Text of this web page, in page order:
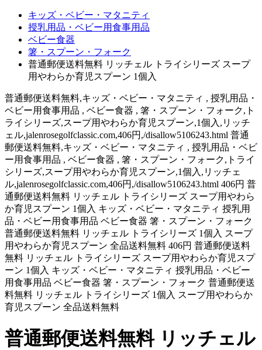
キッズ・ベビー・マタニティ
授乳用品・ベビー用食事用品
ベビー食器
箸・スプーン・フォーク
普通郵便送料無料 リッチェル トライシリーズ スープ
用やわらか育児スプーン 1個入
普通郵便送料無料,キッズ・ベビー・マタニティ , 授乳用品・
ベビー用食事用品 , ベビー食器 , 箸・スプーン・フォーク,ト
ライシリーズ,スープ用やわらか育児スプーン,1個入,リッチ
ェル,jalenrosegolfclassic.com,406円,/disallow5106243.html 普通
郵便送料無料,キッズ・ベビー・マタニティ , 授乳用品・ベビ
ー用食事用品 , ベビー食器 , 箸・スプーン・フォーク,トライ
シリーズ,スープ用やわらか育児スプーン,1個入,リッチェ
ル,jalenrosegolfclassic.com,406円,/disallow5106243.html 406円 普
通郵便送料無料 リッチェル トライシリーズ スープ用やわら
か育児スプーン 1個入 キッズ・ベビー・マタニティ 授乳用
品・ベビー用食事用品 ベビー食器 箸・スプーン・フォーク
普通郵便送料無料 リッチェル トライシリーズ 1個入 スープ
用やわらか育児スプーン 全品送料無料 406円 普通郵便送料
無料 リッチェル トライシリーズ スープ用やわらか育児スプ
ーン 1個入 キッズ・ベビー・マタニティ 授乳用品・ベビー
用食事用品 ベビー食器 箸・スプーン・フォーク 普通郵便送
料無料 リッチェル トライシリーズ 1個入 スープ用やわらか
育児スプーン 全品送料無料
普通郵便送料無料 リッチェル